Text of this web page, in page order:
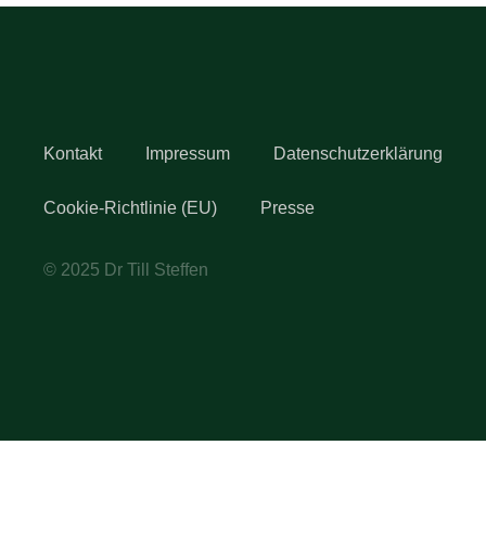
Kontakt Impressum Datenschutzerklärung
Cookie-Richtlinie (EU) Presse
© 2025 Dr Till Steffen